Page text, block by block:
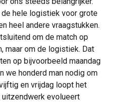
hele logistiek voor grote
heel andere vraagstukken.
om de match op
maar om de logistiek. Dat
op bijvoorbeeld maandag
we honderd man nodig om
en vrijdag loopt het
evolueert